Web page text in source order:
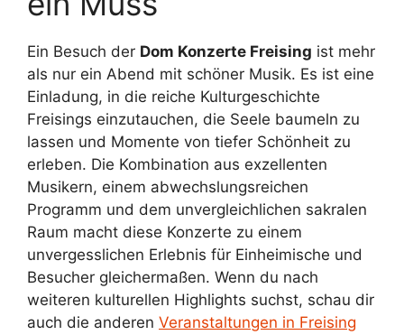
Ein Besuch der Dom Konzerte Freising ist mehr
als nur ein Abend mit schöner Musik. Es ist eine
Einladung, in die reiche Kulturgeschichte
Freisings einzutauchen, die Seele baumeln zu
lassen und Momente von tiefer Schönheit zu
erleben. Die Kombination aus exzellenten
Musikern, einem abwechslungsreichen
Programm und dem unvergleichlichen sakralen
Raum macht diese Konzerte zu einem
unvergesslichen Erlebnis für Einheimische und
Besucher gleichermaßen. Wenn du nach
weiteren kulturellen Highlights suchst, schau dir
auch die anderen Veranstaltungen in Freising